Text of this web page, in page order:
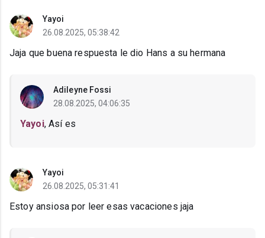
Yayoi
26.08.2025, 05:38:42
Jaja que buena respuesta le dio Hans a su hermana
Adileyne Fossi
28.08.2025, 04:06:35
Yayoi, Así es
Yayoi
26.08.2025, 05:31:41
Estoy ansiosa por leer esas vacaciones jaja